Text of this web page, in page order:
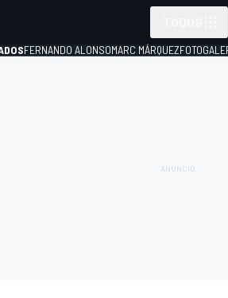
FERNANDO ALONSOMARC MÁRQUEZ